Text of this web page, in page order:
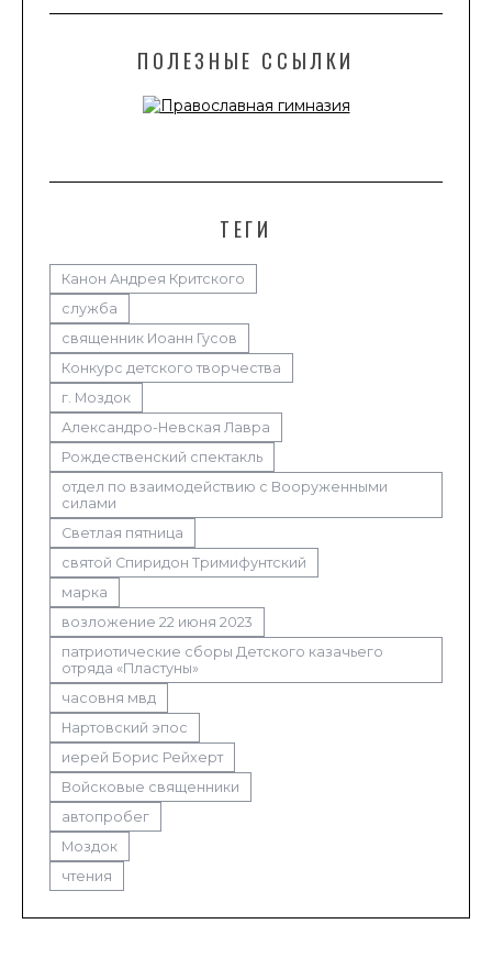
ПОЛЕЗНЫЕ ССЫЛКИ
ТЕГИ
Канон Андрея Критского
служба
священник Иоанн Гусов
Конкурс детского творчества
г. Моздок
Александро-Невская Лавра
Рождественский спектакль
отдел по взаимодействию с Вооруженными
силами
Светлая пятница
святой Спиридон Тримифунтский
марка
возложение 22 июня 2023
патриотические сборы Детского казачьего
отряда «Пластуны»
часовня мвд
Нартовский эпос
иерей Борис Рейхерт
Войсковые священники
автопробег
Моздок
чтения